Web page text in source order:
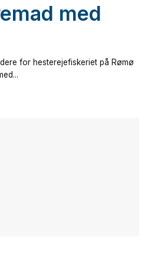
med
for hesterejefiskeriet på Rømø